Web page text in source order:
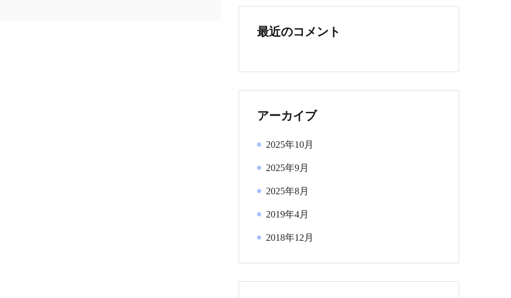
最近のコメント
アーカイブ
2025年10月
2025年9月
2025年8月
2019年4月
2018年12月